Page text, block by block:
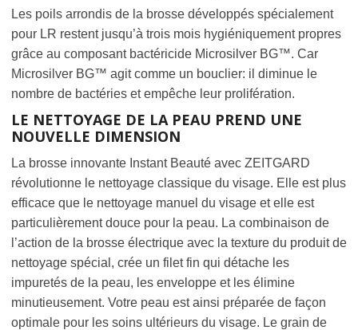
Les poils arrondis de la brosse développés spécialement
pour LR restent jusqu’à trois mois hygiéniquement propres
grâce au composant bactéricide Microsilver BG™. Car
Microsilver BG™ agit comme un bouclier: il diminue le
nombre de bactéries et empêche leur prolifération.
LE NETTOYAGE DE LA PEAU PREND UNE
NOUVELLE DIMENSION
La brosse innovante Instant Beauté avec ZEITGARD
révolutionne le nettoyage classique du visage. Elle est plus
efficace que le nettoyage manuel du visage et elle est
particulièrement douce pour la peau. La combinaison de
l’action de la brosse électrique avec la texture du produit de
nettoyage spécial, crée un filet fin qui détache les
impuretés de la peau, les enveloppe et les élimine
minutieusement. Votre peau est ainsi préparée de façon
optimale pour les soins ultérieurs du visage. Le grain de